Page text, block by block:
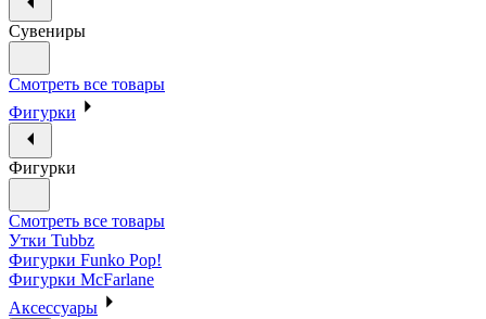
Сувениры
Смотреть все товары
Фигурки
Фигурки
Смотреть все товары
Утки Tubbz
Фигурки Funko Pop!
Фигурки McFarlane
Аксессуары